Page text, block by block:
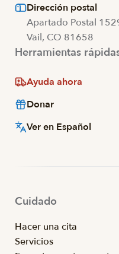
Dirección postal
Apartado Postal
Vail, CO 81658
Herramientas
Ayuda ahora
Donar
Ver en Español
Cuidado
Hacer una cita
Servicios